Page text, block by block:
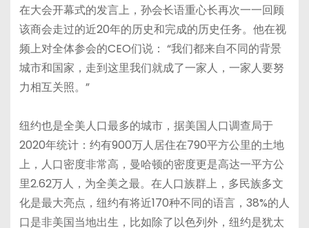
在大会开幕式的发言上，孙会长语重心长再次一一回顾
该商会走过的近20年的历史和完成的历史任务。他在视
频上对全体参会的CEO们说： “我们都来自不同的背景
城市和国家，走到这里我们就成了一家人，一家人要努
力相互关照。”
纽约也是全美人口最多的城市，据美国人口调查局于
2020年统计：约有900万人居住在790平方公里的土地
上，人口密度非常高，曼哈顿的密度更是高达一平方公
里2.62万人，为全美之最。在人口族群上，多民族多文
化是最大亮点，纽约有将近170种不同的语言，38%的人
口是非美国当地出生，比如除了以色列外，纽约是犹太